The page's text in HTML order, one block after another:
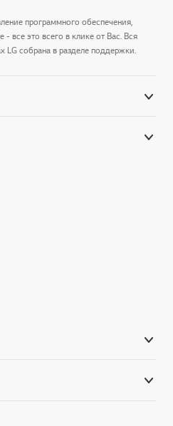
программного обеспечения,
все это всего в клике от Вас. Вся
LG собрана в разделе поддержки.